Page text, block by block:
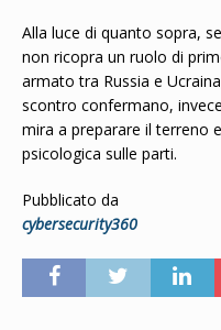
Alla luce di quanto sopra,
non ricopra un ruolo di
armato tra Russia e
scontro confermano,
mira a preparare il terreno
psicologica sulle parti.
Pubblicato da
cybersecurity360